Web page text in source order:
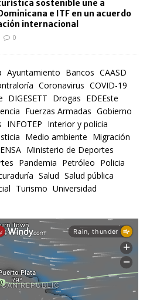
sostenible une a
e ITF en un acuerdo
internacional
0
Ayuntamiento Bancos CAASD
Coronavirus COVID-19
DIGESETT Drogas EDEEste
Fuerzas Armadas Gobierno
INFOTEP Interior y policia
Medio ambiente Migración
Ministerio de Deportes
Pandemia Petróleo Policia
Salud Salud pública
Turismo Universidad